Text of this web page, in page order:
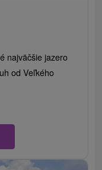
najväčšie jazero
od Veľkého